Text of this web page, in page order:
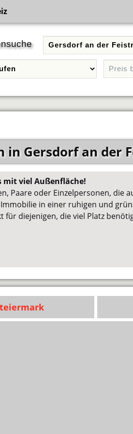
in Gersdorf an der
mit viel Außenfläche!
Paare oder Einzelpersonen, die
in einer ruhigen und
für diejenigen, die viel Platz